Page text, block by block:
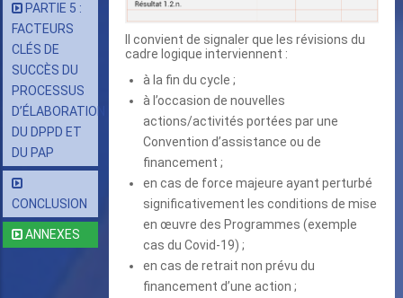
PARTIE 5 :
FACTEURS
CLÉS DE
SUCCÈS DU
PROCESSUS
D’ÉLABORATION
DU DPPD ET
DU PAP
CONCLUSION
ANNEXES
Il convient de signaler que les révisions du
cadre logique interviennent :
à la fin du cycle ;
à l’occasion de nouvelles
actions/activités portées par une
Convention d’assistance ou de
financement ;
en cas de force majeure ayant perturbé
significativement les conditions de mise
en œuvre des Programmes (exemple
cas du Covid-19) ;
en cas de retrait non prévu du
financement d’une action ;